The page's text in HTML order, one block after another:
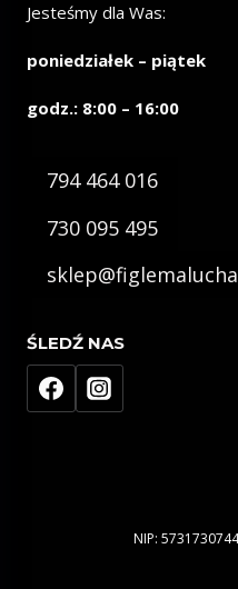
Jesteśmy dla Was:
poniedziałek – piątek
godz.: 8:00 – 16:00
794 464 016
730 095 495
ŚLEDŹ NAS
NIP: